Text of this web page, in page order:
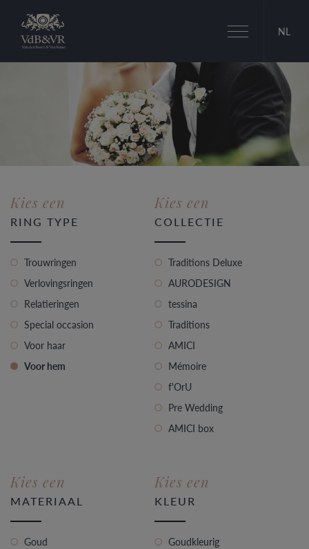
NL
Toggle
navigation
Kies een
RING TYPE
Trouwringen
Verlovingsringen
Relatieringen
Special occasion
Voor haar
Voor hem
Kies een
COLLECTIE
Traditions Deluxe
AURODESIGN
tessina
Traditions
AMICI
Mémoire
f'OrU
Pre Wedding
AMICI box
Kies een
MATERIAAL
Goud
Kies een
KLEUR
Goudkleurig